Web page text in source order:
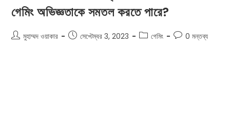
গেমিং অভিজ্ঞতাকে সমতল করতে পারে?
মুহাম্মদ ওয়াকার সেপ্টেম্বর 3, 2023 গেমিং 0 মন্তব্য